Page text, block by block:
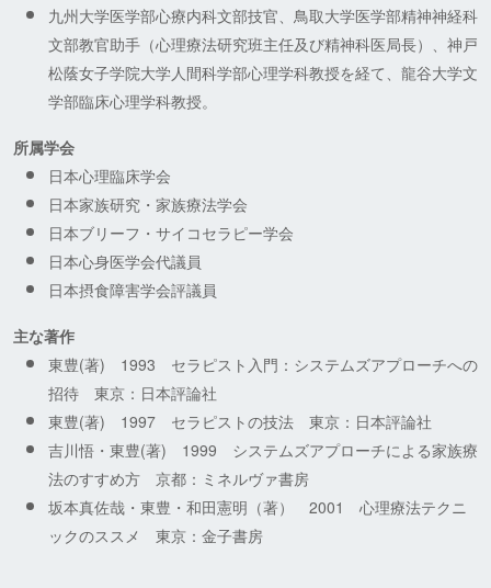
九州大学医学部心療内科文部技官、鳥取大学医学部精神神経科
文部教官助手（心理療法研究班主任及び精神科医局長）、神戸
松蔭女子学院大学人間科学部心理学科教授を経て、龍谷大学文
学部臨床心理学科教授。
所属学会
日本心理臨床学会
日本家族研究・家族療法学会
日本ブリーフ・サイコセラピー学会
日本心身医学会代議員
日本摂食障害学会評議員
主な著作
東豊(著) 1993 セラピスト入門：システムズアプローチへの
招待 東京：日本評論社
東豊(著) 1997 セラピストの技法 東京：日本評論社
吉川悟・東豊(著) 1999 システムズアプローチによる家族療
法のすすめ方 京都：ミネルヴァ書房
坂本真佐哉・東豊・和田憲明（著） 2001 心理療法テクニ
ックのススメ 東京：金子書房